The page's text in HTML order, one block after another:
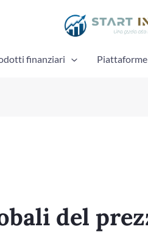
finanziari
del